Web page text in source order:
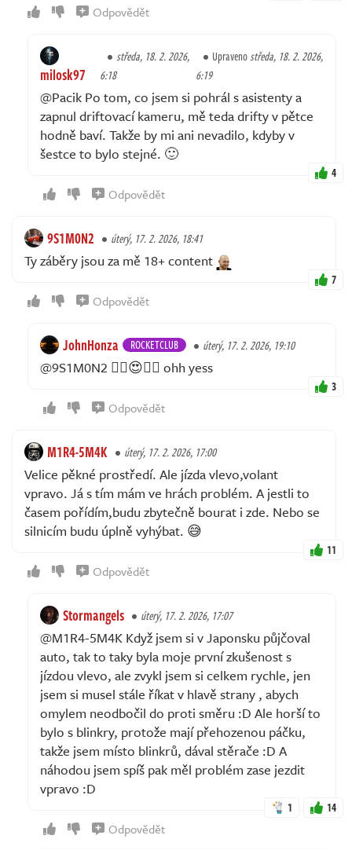
Odpovědět
milosk97
středa, 18. 2. 2026,
6:18
Upravenostředa, 18. 2. 2026,
6:19
@Pacik Po tom, co jsem si pohrál s asistenty a
zapnul driftovací kameru, mě teda drifty v pětce
hodně baví. Takže by mi ani nevadilo, kdyby v
šestce to bylo stejné. 🙂
4
Odpovědět
9S1M0N2 úterý, 17. 2. 2026, 18:41
Ty záběry jsou za mě 18+ content
7
Odpovědět
JohnHonza ROCKETCLUB úterý, 17. 2. 2026, 19:10
@9S1M0N2 ❤️‍🔥😍🥵🚗 ohh yess
3
Odpovědět
M1R4-5M4K úterý, 17. 2. 2026, 17:00
Velice pěkné prostředí. Ale jízda vlevo,volant
vpravo. Já s tím mám ve hrách problém. A jestli to
časem pořídím,budu zbytečně bourat i zde. Nebo se
silnicím budu úplně vyhýbat. 😅
11
Odpovědět
Stormangels úterý, 17. 2. 2026, 17:07
@M1R4-5M4K Když jsem si v Japonsku půjčoval
auto, tak to taky byla moje první zkušenost s
jízdou vlevo, ale zvykl jsem si celkem rychle, jen
jsem si musel stále říkat v hlavě strany , abych
omylem neodbočil do proti směru :D Ale horší to
bylo s blinkry, protože mají přehozenou páčku,
takže jsem místo blinkrů, dával stěrače :D A
náhodou jsem spíš pak měl problém zase jezdit
vpravo :D
1 14
Odpovědět